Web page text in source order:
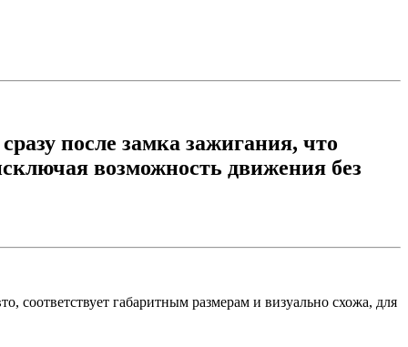
после замка зажигания, что
возможность движения без
соответствует габаритным размерам и визуально схожа, для